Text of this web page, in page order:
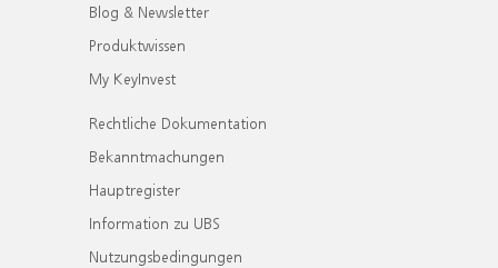
Blog & Newsletter
Produktwissen
My KeyInvest
Rechtliche Dokumentation
Bekanntmachungen
Hauptregister
Information zu UBS
Nutzungsbedingungen